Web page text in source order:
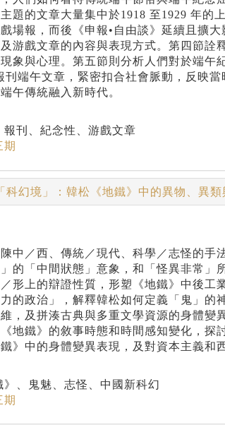
題的文章大量集中於1918 至1929 年的
場報，而後《申報•自由談》延續且擴
游戲文章的內容與表現方式。第四節詮
象與心理。第五節則分析人們對於端
刊端午文章，緊密扣合社會脈動，反映
午傳統融入新時代。
報刊、紀念性、游戲文章
期
科幻境」：韓松《地鐵》中的異物、異
中／西、傳統／現代、科學／志怪的手
的「中間狀態」意象，和「怪異非常」
形上的辯證性質，形塑《地鐵》中後工
的政治」，解釋韓松如何定義「鬼」的
維，及拼湊古典與多重文學資源的身體
地鐵》的敘事時態和時間感知變化，探
》中的身體變異表現，及對資本主義和
》、鬼魅、志怪、中國新科幻
期